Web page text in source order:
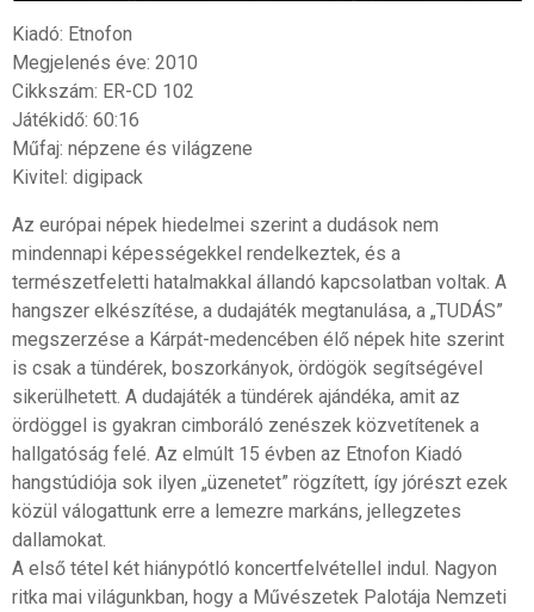
Kiadó: Etnofon
Megjelenés éve: 2010
Cikkszám: ER-CD 102
Játékidő: 60:16
Műfaj: népzene és világzene
Kivitel: digipack
Az európai népek hiedelmei szerint a dudások nem
mindennapi képességekkel rendelkeztek, és a
természetfeletti hatalmakkal állandó kapcsolatban voltak. A
hangszer elkészítése, a dudajáték megtanulása, a „TUDÁS”
megszerzése a Kárpát-medencében élő népek hite szerint
is csak a tündérek, boszorkányok, ördögök segítségével
sikerülhetett. A dudajáték a tündérek ajándéka, amit az
ördöggel is gyakran cimboráló zenészek közvetítenek a
hallgatóság felé. Az elmúlt 15 évben az Etnofon Kiadó
hangstúdiója sok ilyen „üzenetet” rögzített, így jórészt ezek
közül válogattunk erre a lemezre markáns, jellegzetes
dallamokat.
A első tétel két hiánypótló koncertfelvétellel indul. Nagyon
ritka mai világunkban, hogy a Művészetek Palotája Nemzeti